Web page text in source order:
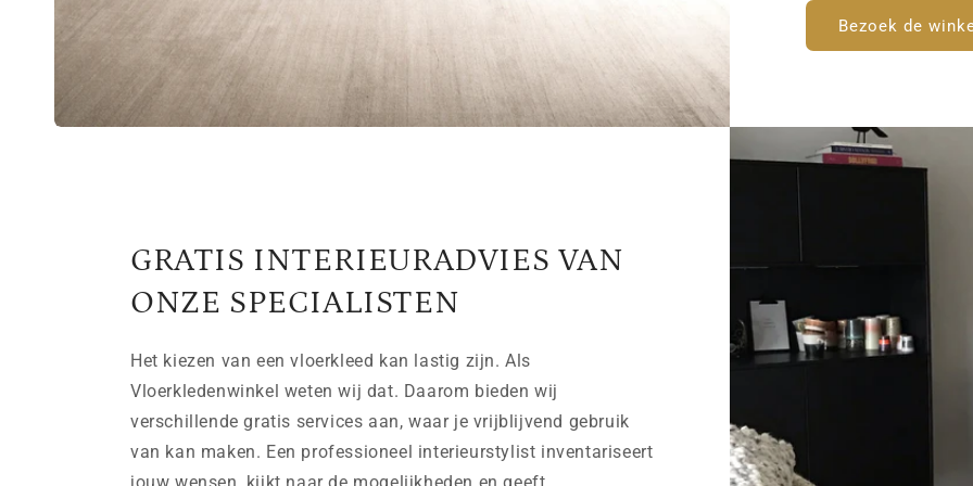
Bezoek de
GRATIS INTERIEURADVIES VAN
ONZE SPECIALISTEN
Het kiezen van een vloerkleed kan lastig zijn. Als
Vloerkledenwinkel weten wij dat. Daarom bieden wij
verschillende gratis services aan, waar je vrijblijvend gebruik
van kan maken. Een professioneel interieurstylist inventariseert